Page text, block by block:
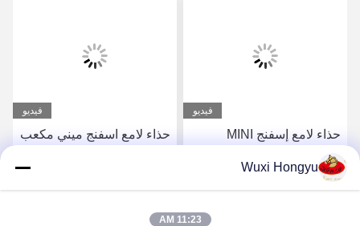
فيديو
حذاء لامع إسفنج MINI
مستديرة مستلزمات الفندق
المستخدمة مرة واحدة
البولندية للعملاء الأمريكيين
احصل على افضل سعر
فيديو
حذاء لامع اسفنج ميني مكعب
لامع اسفنج ناعم OEM
Wuxi Hongyu
11:23 AM